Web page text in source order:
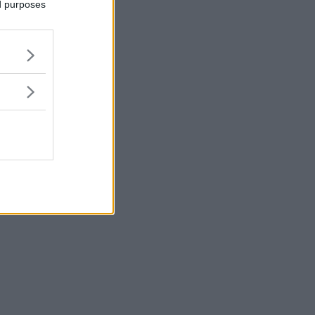
purposes